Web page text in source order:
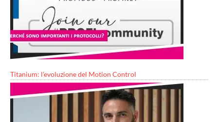
Titanium: l’evoluzione del Motion Control